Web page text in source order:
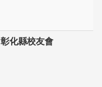
彰化縣校友會